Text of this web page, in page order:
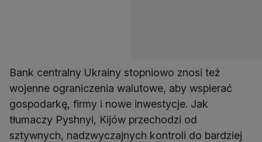
Bank centralny Ukrainy stopniowo znosi też
wojenne ograniczenia walutowe, aby wspierać
gospodarkę, firmy i nowe inwestycje. Jak
tłumaczy Pyshnyi, Kijów przechodzi od
sztywnych, nadzwyczajnych kontroli do bardziej